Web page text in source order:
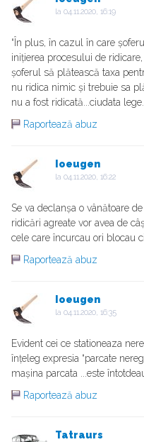
la 04.11.2020, 16:19
“În plus, în cazul în care
inițierea procesului de
șoferul să plătească taxa
nu ridica nimic și trebuie sa
nu a fost ridicată...ciudata
Raportează abuz
Ioeugen
la 04.11.2020, 16:22
Se va declanșa o vânătoare
ridicări agreate vor avea de
cele care încurcau ori blocau
Raportează abuz
Ioeugen
la 04.11.2020, 16:35
Evident cei ce stationeaza
înțeleg expresia “parcate
mașina parcata ...este
Raportează abuz
Tatraurs